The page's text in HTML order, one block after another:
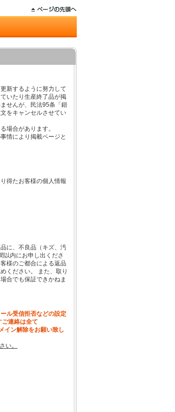
新するように努力して
いたり生産終了品が掲
せんが、民法95条「錯
をキャンセルさせてい
場合があります。
情により掲載ページと
得たお客様の個人情報
に、不良品（キズ、汚
以内にお申し出くださ
様のご都合による返品
ください。 また、取り
合でも保証できかねま
ル受信拒否などの設定
連絡は全て
イン解除をお願い致し
い。